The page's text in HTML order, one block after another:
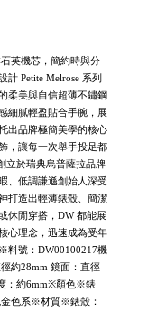
英機芯，簡約時與分
Petite Melrose 系列
柔美與自信超薄不鏽鋼
細膩輕盈貼合手腕，展
出品牌極簡美學的核心
，讓每一次舉手投足都
立於瑞典烏普薩拉品牌
、低調謙遜創始人深受
打造出輕薄錶殼、簡潔
休閒穿搭，DW 都能展
心理念，迅速成為受年
料號：DW00100217機
約28mm 鏡面：直徑
：約6mm※顏色※錶
金色系※材質※錶殼：